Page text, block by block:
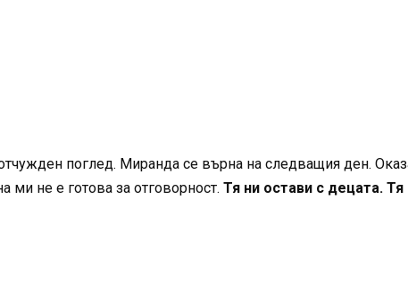
поглед. Миранда се върна на следващия ден.
ми не е готова за отговорност. Тя ни остави с децата.